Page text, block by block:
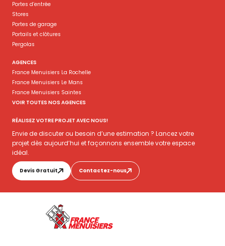
Portes d’entrée
Stores
Portes de garage
Portails et clôtures
Pergolas
AGENCES
France Menuisiers La Rochelle
France Menuisiers Le Mans
France Menuisiers Saintes
VOIR TOUTES NOS AGENCES
RÉALISEZ VOTRE PROJET AVEC NOUS!
Envie de discuter ou besoin d’une estimation ? Lancez votre
projet dès aujourd’hui et façonnons ensemble votre espace
idéal.
Devis Gratuit Contactez-nous